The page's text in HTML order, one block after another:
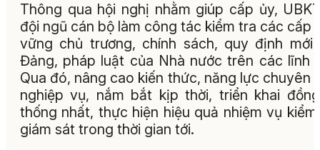
Thông qua hội nghị nhằm giúp cấp ủy,
đội ngũ cán bộ làm công tác kiểm tra các cấp
vững chủ trương, chính sách, quy định mới
Đảng, pháp luật của Nhà nước trên các lĩnh
Qua đó, nâng cao kiến thức, năng lực chuyên
nghiệp vụ, nắm bắt kịp thời, triển khai
thống nhất, thực hiện hiệu quả nhiệm vụ
giám sát trong thời gian tới.